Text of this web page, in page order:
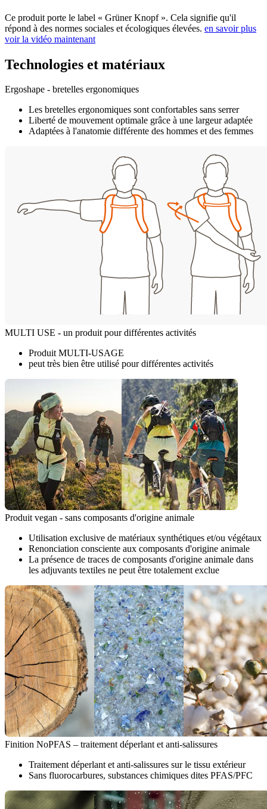
Ce produit porte le label « Grüner Knopf ». Cela signifie qu'il
répond à des normes sociales et écologiques élevées. en savoir plus
voir la vidéo maintenant
Technologies et matériaux
Ergoshape - bretelles ergonomiques
Les bretelles ergonomiques sont confortables sans serrer
Liberté de mouvement optimale grâce à une largeur adaptée
Adaptées à l'anatomie différente des hommes et des femmes
MULTI USE - un produit pour différentes activités
Produit MULTI-USAGE
peut très bien être utilisé pour différentes activités
Produit vegan - sans composants d'origine animale
Utilisation exclusive de matériaux synthétiques et/ou végétaux
Renonciation consciente aux composants d'origine animale
La présence de traces de composants d'origine animale dans
les adjuvants textiles ne peut être totalement exclue
Finition NoPFAS – traitement déperlant et anti-salissures
Traitement déperlant et anti-salissures sur le tissu extérieur
Sans fluorocarbures, substances chimiques dites PFAS/PFC